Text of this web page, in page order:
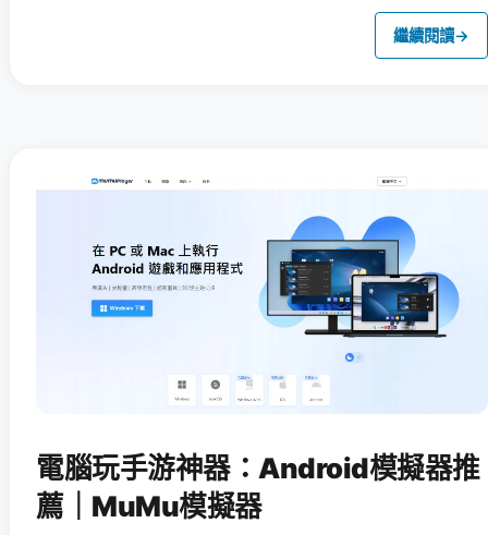
繼續閱讀→
電腦玩手游神器：Android模擬器推
薦｜MuMu模擬器